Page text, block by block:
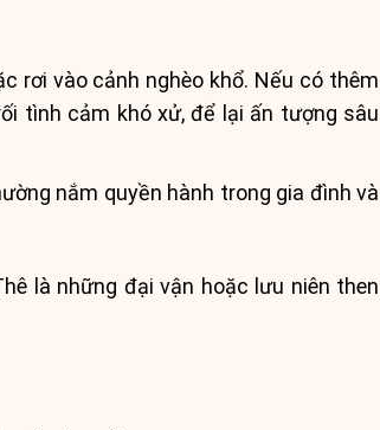
rơi vào cảnh nghèo khổ. Nếu có thêm
tình cảm khó xử, để lại ấn tượng sâu
nắm quyền hành trong gia đình và
là những đại vận hoặc lưu niên then